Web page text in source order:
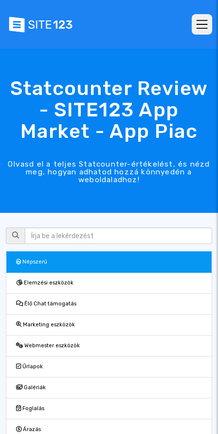
Statcounter Review
- SITE123 App
Market - App Piac
Olvasd el a teljes Statcounter-értékelést, és nézd
meg, hogyan adhatod hozzá könnyedén a
weboldaladhoz!
Népszerű
Elemzési eszközök
Élő Chat támogatás
Marketing eszközök
Webmester eszközök
Űrlapok
Galériák
Foglalás
Árazás